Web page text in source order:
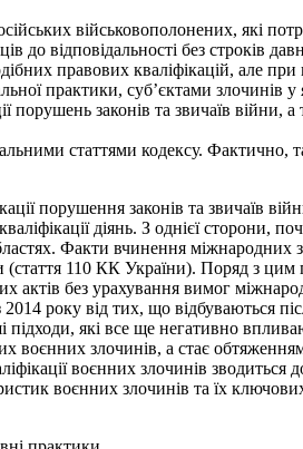
військовополонених, які
до відповідальності без строків
правових кваліфікацій, але
практики, суб’єктами злочинів
законів та звичаїв війни, а
статтями кодексу.
порушення законів та звичаїв
діянь. З однієї сторони,
Факти вчинення міжнародних
(стаття 110 КК України). Поряд з
актів без урахування вимог
року від тих, що відбуваються
які все ще негативно
воєнних злочинів, а стає
воєнних злочинів зводиться
воєнних злочинів та їх